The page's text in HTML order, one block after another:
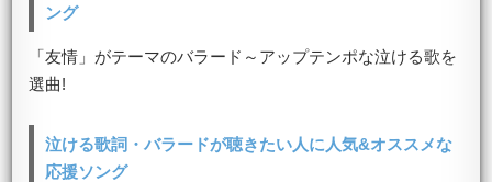
ング
「友情」がテーマのバラード～アップテンポな泣ける歌を
選曲!
泣ける歌詞・バラードが聴きたい人に人気&オススメな
応援ソング